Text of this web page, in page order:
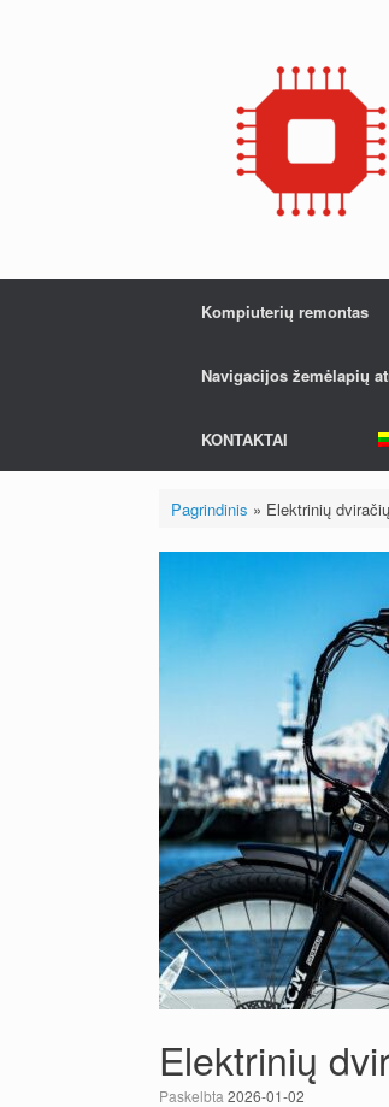
Kompiuterių remontas
Navigacijos žemėlapių
KONTAKTAI
Pagrindinis » Elektrinių
Elektrinių
Paskelbta 2026-01-02